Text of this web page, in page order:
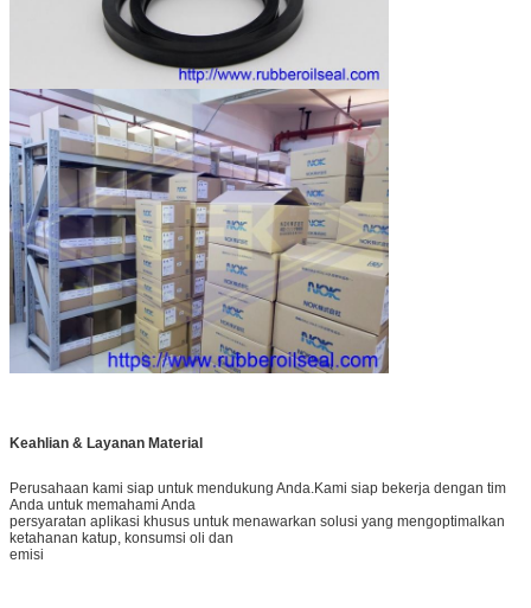
Keahlian & Layanan Material
Perusahaan kami siap untuk mendukung Anda.Kami siap bekerja dengan tim
Anda untuk memahami Anda
persyaratan aplikasi khusus untuk menawarkan solusi yang mengoptimalkan
ketahanan katup, konsumsi oli dan
emisi